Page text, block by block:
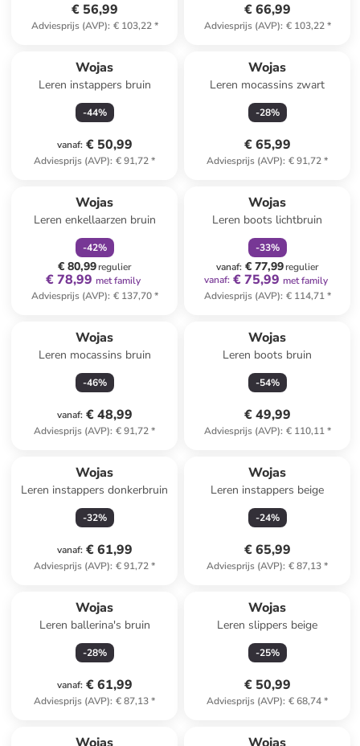
€ 56,99
Adviesprijs (AVP): € 103,22*
€ 66,99
Adviesprijs (AVP): € 103,22*
Wojas
Leren instappers bruin
-44%
vanaf: € 50,99
Adviesprijs (AVP): € 91,72*
Wojas
Leren mocassins zwart
-28%
€ 65,99
Adviesprijs (AVP): € 91,72*
Wojas
Leren enkellaarzen bruin
-42%
€ 80,99regulier
€ 78,99 met family
Adviesprijs (AVP): € 137,70*
Wojas
Leren boots lichtbruin
-33%
vanaf: € 77,99regulier
vanaf: € 75,99 met family
Adviesprijs (AVP): € 114,71*
Wojas
Leren mocassins bruin
-46%
vanaf: € 48,99
Adviesprijs (AVP): € 91,72*
Wojas
Leren boots bruin
-54%
€ 49,99
Adviesprijs (AVP): € 110,11*
Wojas
Leren instappers donkerbruin
-32%
vanaf: € 61,99
Adviesprijs (AVP): € 91,72*
Wojas
Leren instappers beige
-24%
€ 65,99
Adviesprijs (AVP): € 87,13*
Wojas
Leren ballerina's bruin
-28%
vanaf: € 61,99
Adviesprijs (AVP): € 87,13*
Wojas
Leren slippers beige
-25%
€ 50,99
Adviesprijs (AVP): € 68,74*